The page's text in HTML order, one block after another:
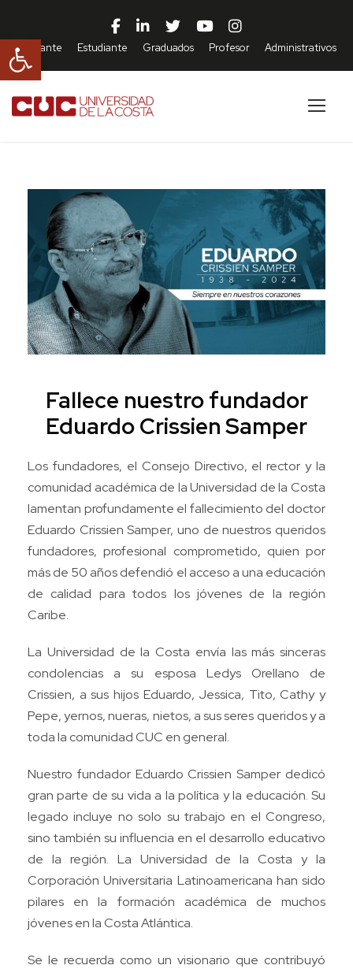
Abrir barra de herramientas
Aspirante Estudiante Graduados Profesor Administrativos
Fallece nuestro fundador
Eduardo Crissien Samper
Los fundadores, el Consejo Directivo, el rector y la
comunidad académica de la Universidad de la Costa
lamentan profundamente el fallecimiento del doctor
Eduardo Crissien Samper, uno de nuestros queridos
fundadores, profesional comprometido, quien por
más de 50 años defendió el acceso a una educación
de calidad para todos los jóvenes de la región
Caribe.
La Universidad de la Costa envía las más sinceras
condolencias a su esposa Ledys Orellano de
Crissien, a sus hijos Eduardo, Jessica, Tito, Cathy y
Pepe, yernos, nueras, nietos, a sus seres queridos y a
toda la comunidad CUC en general.
Nuestro fundador Eduardo Crissien Samper dedicó
gran parte de su vida a la política y la educación. Su
legado incluye no solo su trabajo en el Congreso,
sino también su influencia en el desarrollo educativo
de la región. La Universidad de la Costa y la
Corporación Universitaria Latinoamericana han sido
pilares en la formación académica de muchos
jóvenes en la Costa Atlántica.
Se le recuerda como un visionario que contribuyó